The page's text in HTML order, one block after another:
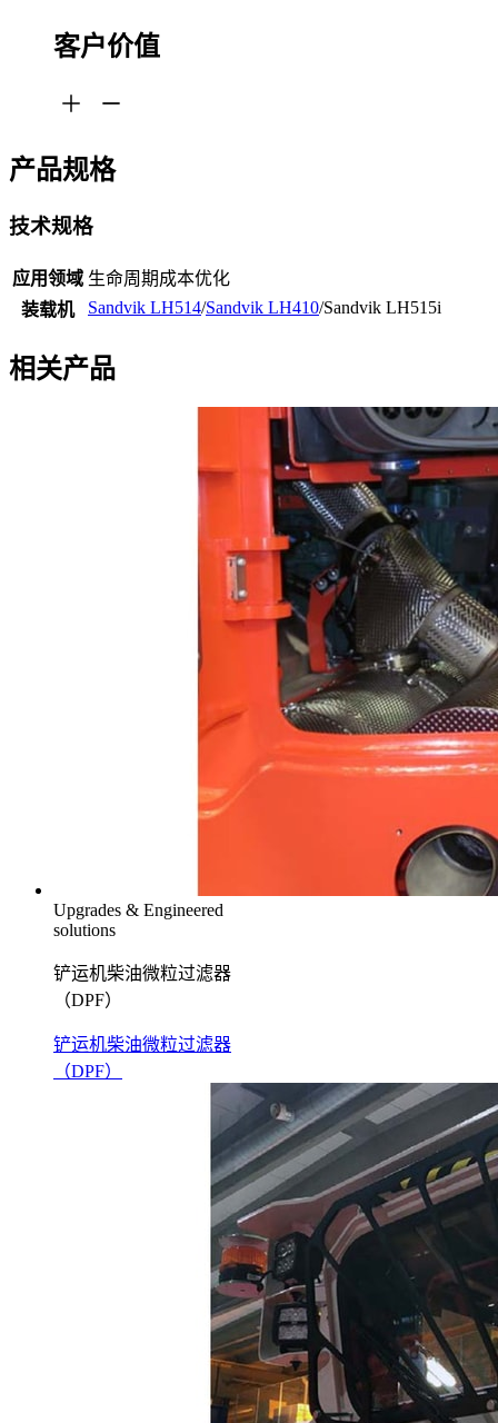
客户价值
产品规格
技术规格
应用领域 生命周期成本优化
装载机
Sandvik LH514/Sandvik LH410/Sandvik LH515i
相关产品
Upgrades & Engineered
solutions
铲运机柴油微粒过滤器
（DPF）
铲运机柴油微粒过滤器
（DPF）